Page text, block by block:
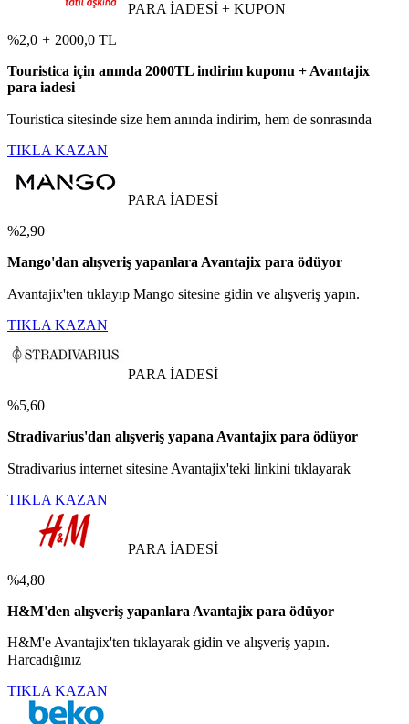
PARA İADESİ + KUPON
%2,0 + 2000,0 TL
Touristica için anında 2000TL indirim kuponu + Avantajix
para iadesi
Touristica sitesinde size hem anında indirim, hem de sonrasında
TIKLA KAZAN
PARA İADESİ
%2,90
Mango'dan alışveriş yapanlara Avantajix para ödüyor
Avantajix'ten tıklayıp Mango sitesine gidin ve alışveriş yapın.
TIKLA KAZAN
PARA İADESİ
%5,60
Stradivarius'dan alışveriş yapana Avantajix para ödüyor
Stradivarius internet sitesine Avantajix'teki linkini tıklayarak
TIKLA KAZAN
PARA İADESİ
%4,80
H&M'den alışveriş yapanlara Avantajix para ödüyor
H&M'e Avantajix'ten tıklayarak gidin ve alışveriş yapın.
Harcadığınız
TIKLA KAZAN